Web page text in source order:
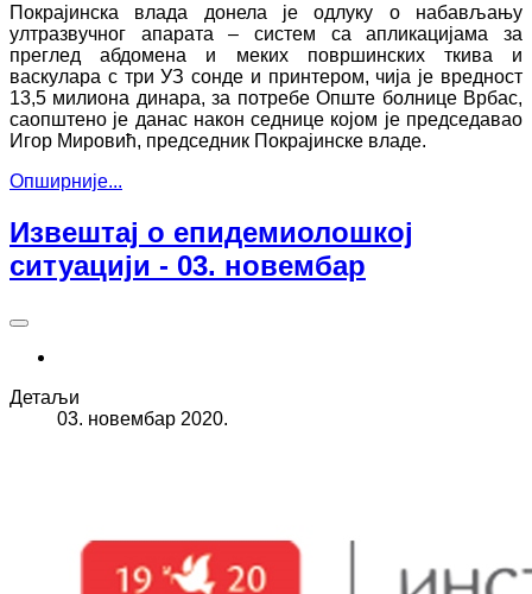
Покрајинска влада донела је одлуку о набављању
ултразвучног апарата – систем са апликацијама за
преглед абдомена и меких површинских ткива и
васкулара с три УЗ сонде и принтером, чија је вредност
13,5 милиона динара, за потребе Опште болнице Врбас,
саопштено је данас након седнице којом је председавао
Игор Мировић, председник Покрајинске владе.
Опширније...
Извештај о епидемиолошкој
ситуацији - 03. новембар
Детаљи
03. новембар 2020.